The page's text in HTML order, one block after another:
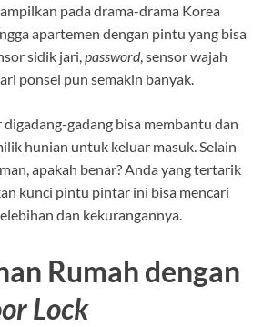
pada drama-drama Korea
apartemen dengan pintu yang bisa
sidik jari,password, sensor wajah
ponsel pun semakin banyak.
gadang bisa membantu dan
hunian untuk keluar masuk. Selain
apakah benar? Anda yang tertarik
kunci pintu pintar ini bisa mencari
dan kekurangannya.
Rumah dengan
Lock